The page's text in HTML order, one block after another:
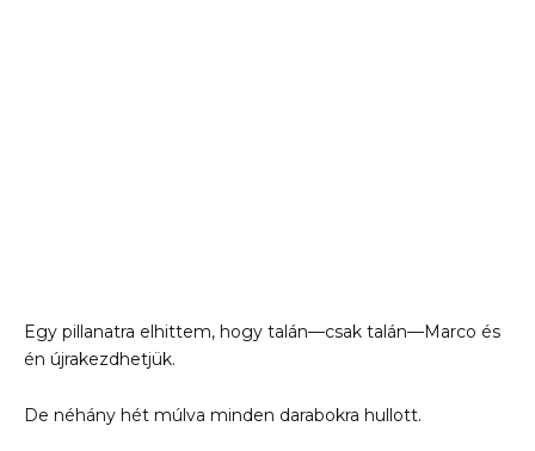
Egy pillanatra elhittem, hogy talán—csak talán—Marco és
én újrakezdhetjük.
De néhány hét múlva minden darabokra hullott.